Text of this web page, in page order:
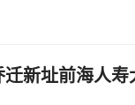
人才培养方向的
过对这些项目的学
新址前海人寿